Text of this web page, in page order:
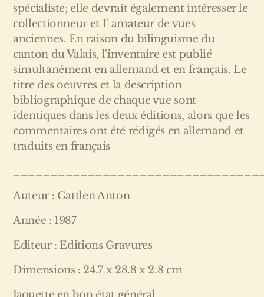
spécialiste; elle devrait également intéresser le
collectionneur et I' amateur de vues
anciennes. En raison du bilinguisme du
canton du Valais, l'inventaire est publié
simultanément en allemand et en français. Le
titre des oeuvres et la description
bibliographique de chaque vue sont
identiques dans les deux éditions, alors que les
commentaires ont été rédigés en allemand et
traduits en français
Auteur : Gattlen Anton
Année : 1987
Editeur : Editions Gravures
Dimensions : 24.7 x 28.8 x 2.8 cm